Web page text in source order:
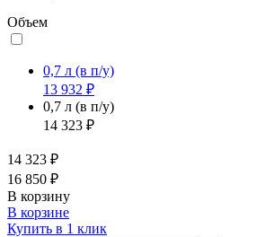
Объем
0,7 л (в п/у)
13 932 ₽
0,7 л (в п/у)
14 323 ₽
14 323 ₽
16 850 ₽
В корзину
В корзине
Купить в 1 клик